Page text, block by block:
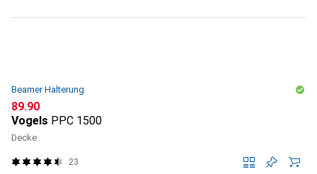
Beamer Halterung
CHF
89.90
Vogels PPC 1500
Decke
23